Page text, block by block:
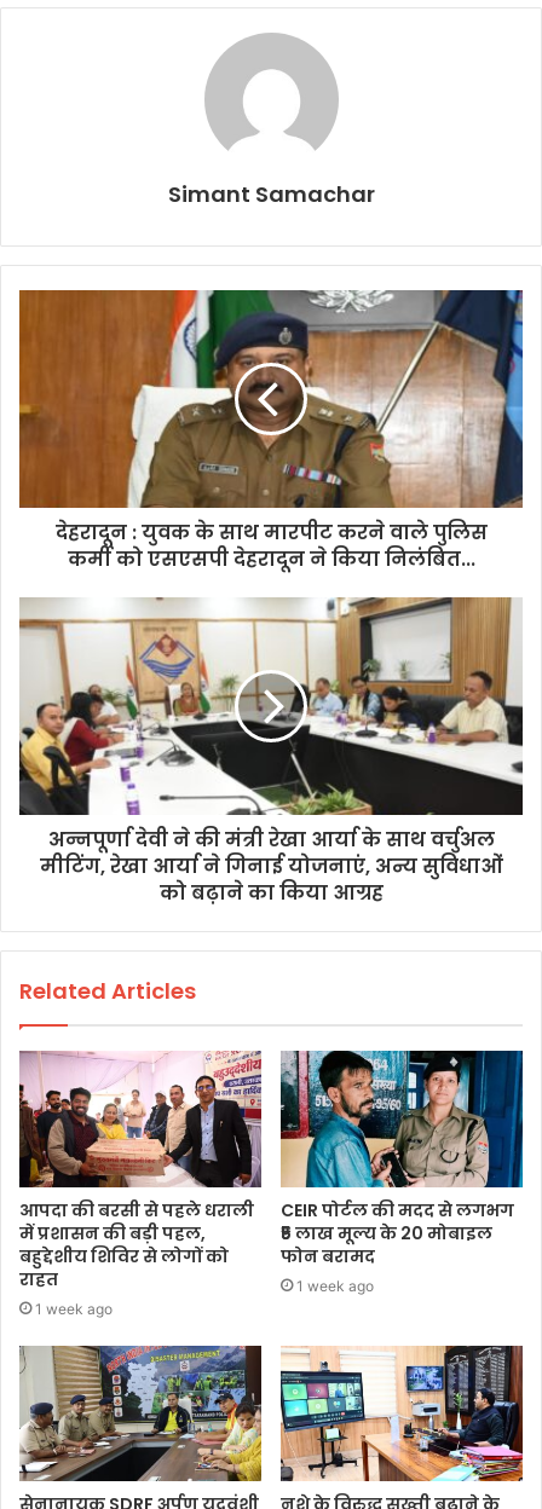
Simant Samachar
देहरादून : युवक के साथ मारपीट करने वाले पुलिस
कर्मी को एसएसपी देहरादून ने किया निलंबित...
अन्नपूर्णा देवी ने की मंत्री रेखा आर्या के साथ वर्चुअल
मीटिंग, रेखा आर्या ने गिनाई योजनाएं, अन्य सुविधाओं
को बढ़ाने का किया आग्रह
Related Articles
आपदा की बरसी से पहले धराली
में प्रशासन की बड़ी पहल,
बहुद्देशीय शिविर से लोगों को
राहत
1 week ago
CEIR पोर्टल की मदद से लगभग
₹5 लाख मूल्य के 20 मोबाइल
फोन बरामद
1 week ago